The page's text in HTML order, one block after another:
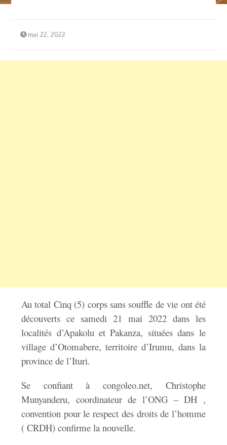
mai 22, 2022
Au total Cinq (5) corps sans souffle de vie ont été
découverts ce samedi 21 mai 2022 dans les
localités d’Apakolu et Pakanza, situées dans le
village d’Otomabere, territoire d’Irumu, dans la
province de l’Ituri.
Se confiant à congoleo.net, Christophe
Munyanderu, coordinateur de l’ONG – DH ,
convention pour le respect des droits de l’homme
( CRDH) confirme la nouvelle.